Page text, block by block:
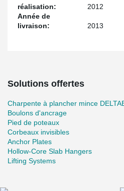
réalisation:
2012
Année de
livraison:
2013
Solutions offertes
Charpente à plancher mince
Boulons d'ancrage
Pied de poteaux
Corbeaux invisibles
Anchor Plates
Hollow-Core Slab Hangers
Lifting Systems